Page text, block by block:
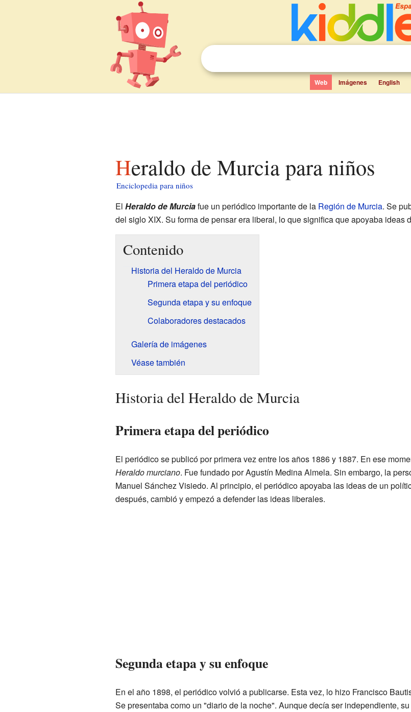
Web Imágenes English
Heraldo de Murcia para niños
Enciclopedia para niños
El Heraldo de Murciafue un periódico importante de la Región de Murcia. Se
del siglo XIX. Su forma de pensar era liberal, lo que significa que apoyaba ideas
Contenido
Historia del Heraldo de Murcia
Primera etapa del periódico
Segunda etapa y su enfoque
Colaboradores destacados
Galería de imágenes
Véase también
Historia del Heraldo de Murcia
Primera etapa del periódico
El periódico se publicó por primera vez entre los años 1886 y 1887. En ese
Heraldo murciano. Fue fundado por Agustín Medina Almela. Sin embargo, la
Manuel Sánchez Visiedo. Al principio, el periódico apoyaba las ideas de un
después, cambió y empezó a defender las ideas liberales.
Segunda etapa y su enfoque
En el año 1898, el periódico volvió a publicarse. Esta vez, lo hizo Francisco
Se presentaba como un "diario de la noche". Aunque decía ser independiente,